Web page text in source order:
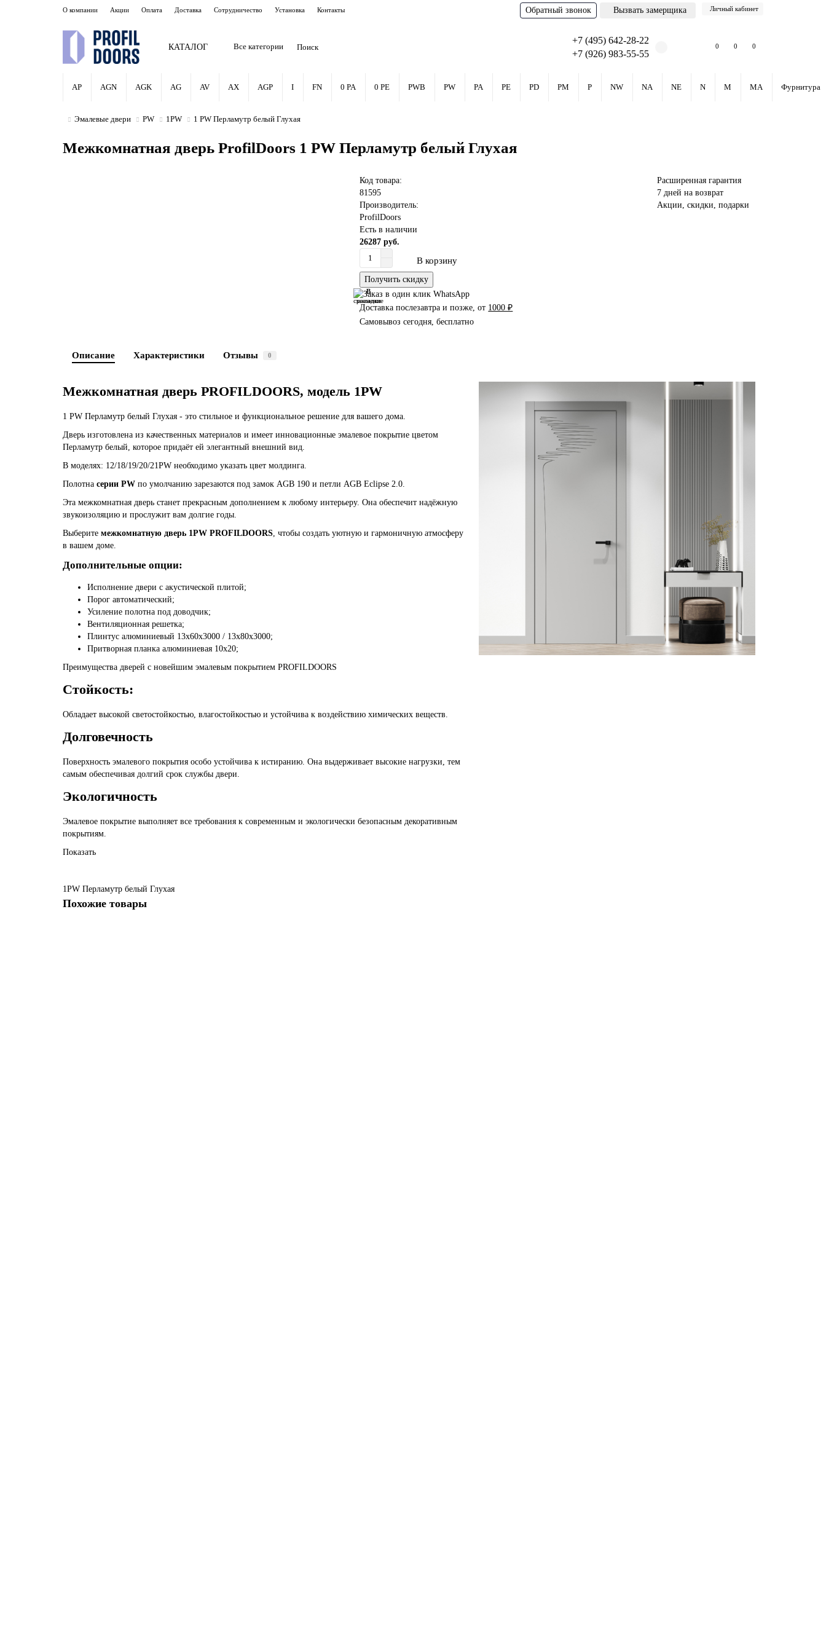
О компании Акции Оплата Доставка Сотрудничество Установка Контакты Обратный звонок Вызвать замерщика Личный кабинет
КАТАЛОГ Все категории
+7 (495) 642-28-22
+7 (926) 983-55-55
0 0 0
AP AGN AGK AG AV AX AGP I FN 0 PA 0 PE PWB PW PA PE PD PM P NW NA NE N M MA Фурнитура
Эмалевые двери PW 1PW 1 PW Перламутр белый Глухая
Межкомнатная дверь ProfilDoors 1 PW Перламутр белый Глухая
Код товара:
81595
Производитель:
ProfilDoors
Есть в наличии
26287 руб.
В корзину
Получить скидку
В
закладки
В
сравнение
Доставка послезавтра и позже, от 1000 ₽
Самовывоз сегодня, бесплатно
Расширенная гарантия
7 дней на возврат
Акции, скидки, подарки
Описание Характеристики Отзывы 0
Межкомнатная дверь PROFILDOORS, модель 1PW
1 PW Перламутр белый Глухая - это стильное и функциональное решение для вашего дома.
Дверь изготовлена из качественных материалов и имеет инновационные эмалевое покрытие цветом
Перламутр белый, которое придаёт ей элегантный внешний вид.
В моделях: 12/18/19/20/21PW необходимо указать цвет молдинга.
Полотна серии PW по умолчанию зарезаются под замок AGB 190 и петли AGB Eclipse 2.0.
Эта межкомнатная дверь станет прекрасным дополнением к любому интерьеру. Она обеспечит надёжную
звукоизоляцию и прослужит вам долгие годы.
Выберите межкомнатную дверь 1PW PROFILDOORS, чтобы создать уютную и гармоничную атмосферу
в вашем доме.
Дополнительные опции:
Исполнение двери с акустической плитой;
Порог автоматический;
Усиление полотна под доводчик;
Вентиляционная решетка;
Плинтус алюминиевый 13х60х3000 / 13х80х3000;
Притворная планка алюминиевая 10x20;
Преимущества дверей с новейшим эмалевым покрытием PROFILDOORS
Стойкость:
Обладает высокой светостойкостью, влагостойкостью и устойчива к воздействию химических веществ.
Долговечность
Поверхность эмалевого покрытия особо устойчива к истиранию. Она выдерживает высокие нагрузки, тем
самым обеспечивая долгий срок службы двери.
Экологичность
Эмалевое покрытие выполняет все требования к современным и экологически безопасным декоративным
покрытиям.
Показать
1PW Перламутр белый Глухая
Похожие товары